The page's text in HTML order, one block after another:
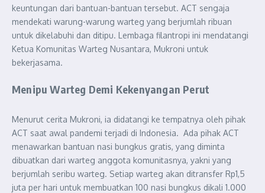
keuntungan dari bantuan-bantuan tersebut. ACT sengaja
mendekati warung-warung warteg yang berjumlah ribuan
untuk dikelabuhi dan ditipu. Lembaga filantropi ini mendatangi
Ketua Komunitas Warteg Nusantara, Mukroni untuk
bekerjasama.
Menipu Warteg Demi Kekenyangan Perut
Menurut cerita Mukroni, ia didatangi ke tempatnya oleh pihak
ACT saat awal pandemi terjadi di Indonesia. Ada pihak ACT
menawarkan bantuan nasi bungkus gratis, yang diminta
dibuatkan dari warteg anggota komunitasnya, yakni yang
berjumlah seribu warteg. Setiap warteg akan ditransfer Rp1,5
juta per hari untuk membuatkan 100 nasi bungkus dikali 1.000